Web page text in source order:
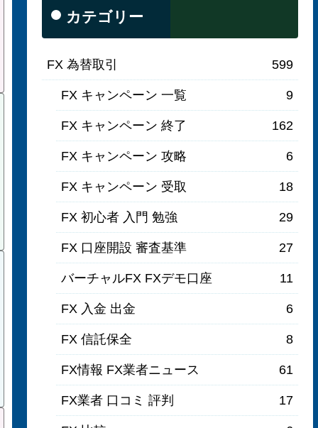
カテゴリー
FX 為替取引 599
FX キャンペーン 一覧 9
FX キャンペーン 終了 162
FX キャンペーン 攻略 6
FX キャンペーン 受取 18
FX 初心者 入門 勉強 29
FX 口座開設 審査基準 27
バーチャルFX FXデモ口座 11
FX 入金 出金 6
FX 信託保全 8
FX情報 FX業者ニュース 61
FX業者 口コミ 評判 17